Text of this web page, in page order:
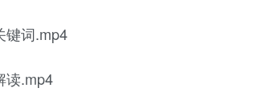
键词.mp4
读.mp4